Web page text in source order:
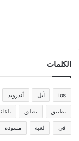
الكلمات
ios آبل أندرويد
تطبيق تطلق
في لعبة مسودة